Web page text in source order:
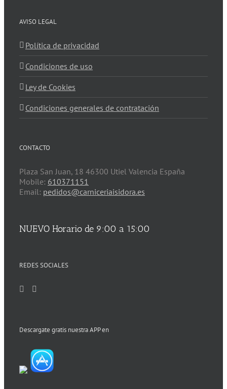
AVISO LEGAL
Política de privacidad
Condiciones de uso
Ley de Cookies
Condiciones generales de contratación
CONTACTO
Plaza San Juan, 18 46300 Utiel Valencia España
Mobile: 610371151
Email: pedidos@carniceriaisidora.es
NUEVO Horario de 9:00 a 15:00
REDES SOCIALES
Descargate gratis nuestra APP en